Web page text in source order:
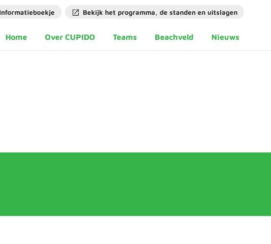
Informatieboekje Bekijk het programma, de standen en uitslagen
Home Over CUPIDO Teams Beachveld Nieuws